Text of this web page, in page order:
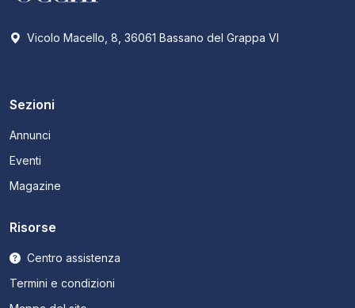
Vicolo Macello, 8, 36061 Bassano del Grappa VI
Sezioni
Annunci
Eventi
Magazine
Risorse
Centro assistenza
Termini e condizioni